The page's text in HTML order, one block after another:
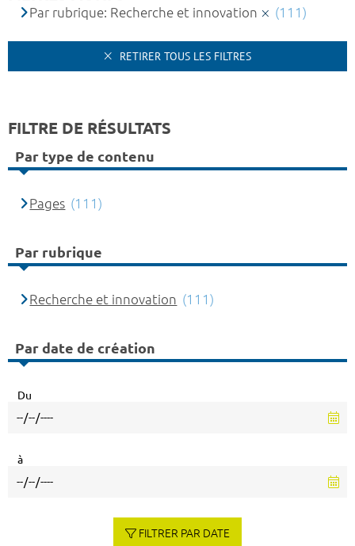
Par rubrique: Recherche et innovation (111)
RETIRER TOUS LES FILTRES
FILTRE DE RÉSULTATS
Par type de contenu
Pages (111)
Par rubrique
Recherche et innovation (111)
Par date de création
Du
à
FILTRER PAR DATE